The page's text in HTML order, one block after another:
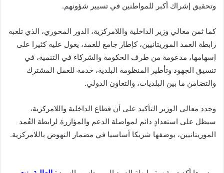
وتحقيق إشراك أكبر للمواطنين في تسيير شؤونهم.
كما ثمن معالي وزير الداخلية واللامركزية، الدور المحوري، الذي تلعبه
رابطة العمد الموريتانيين، كإطار جامع للعمد، يعول عليه كثيرا على
إسهامها، مدعومة من طرف الحكومة والشركاء في التنمية، في
تنسيق الجهود وتأطير المنظومة البلدية، خدمة للعمل المشترك
والتضامن ما بين البلديات، والتعاون الدولي.
وجدد معالي الوزير التأكيد على أن قطاع الداخلية واللامركزية،
سيظل على استعدادٍ دائم لمواصلة الدعم والمؤازرة لرابطة العُمد
الموريتانيين، بوصفها شريكا أساسيا في مضمار النهوض باللامركزية.